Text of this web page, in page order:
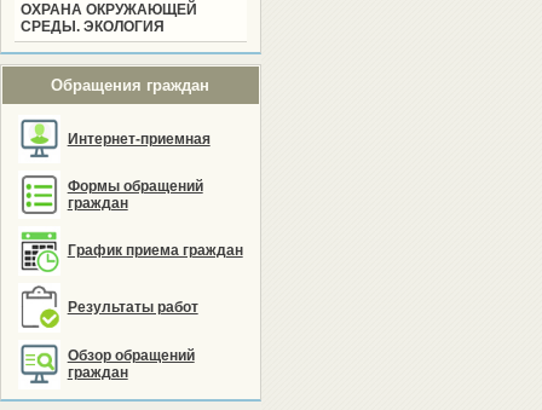
ОХРАНА ОКРУЖАЮЩЕЙ
СРЕДЫ. ЭКОЛОГИЯ
Обращения граждан
Интернет-приемная
Формы обращений
граждан
График приема граждан
Результаты работ
Обзор обращений
граждан